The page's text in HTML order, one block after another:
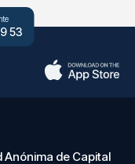
53
Anónima de Capital